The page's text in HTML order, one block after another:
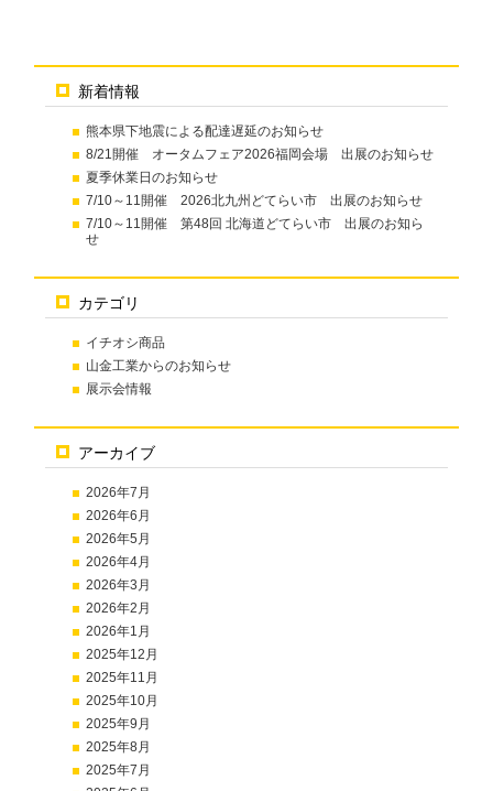
新着情報
熊本県下地震による配達遅延のお知らせ
8/21開催 オータムフェア2026福岡会場 出展のお知らせ
夏季休業日のお知らせ
7/10～11開催 2026北九州どてらい市 出展のお知らせ
7/10～11開催 第48回 北海道どてらい市 出展のお知ら
せ
カテゴリ
イチオシ商品
山金工業からのお知らせ
展示会情報
アーカイブ
2026年7月
2026年6月
2026年5月
2026年4月
2026年3月
2026年2月
2026年1月
2025年12月
2025年11月
2025年10月
2025年9月
2025年8月
2025年7月